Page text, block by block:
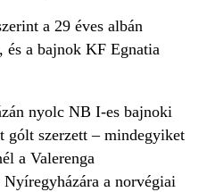
a 29 éves albán
és a bajnok KF Egnatia
nyolc NB I-es bajnoki
gólt szerzett – mindegyiket
a Valerenga
a norvégiai